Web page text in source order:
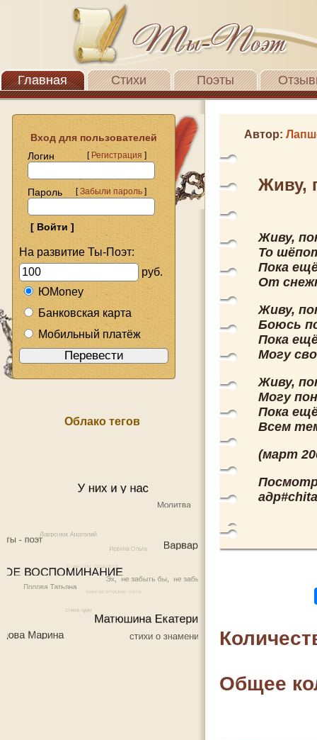
Главная Стихи Поэты
Вход для пользователей
Логин
[Регистрация]
Пароль [Забыли пароль]
На развитие Ты-Поэт:
руб.
ЮMoney
Банковская карта
Мобильный платёж
Облако тегов
Автор:
Живу,
Живу,
То
Пока
От
Живу,
Боюсь
Пока
Могу
Живу,
Могу
Пока
Всем
(март
Общее